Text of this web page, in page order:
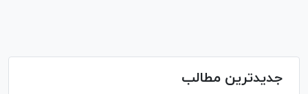
جدیدترین مطالب